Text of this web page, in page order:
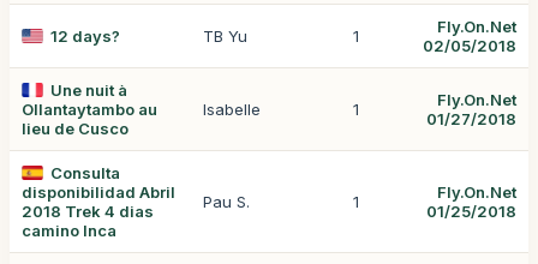
12 days? TB Yu 1
Fly.On.Net
02/05/2018
Une nuit à
Ollantaytambo au
lieu de Cusco
Isabelle 1
Fly.On.Net
01/27/2018
Consulta
disponibilidad Abril
2018 Trek 4 dias
camino Inca
Pau S. 1
Fly.On.Net
01/25/2018